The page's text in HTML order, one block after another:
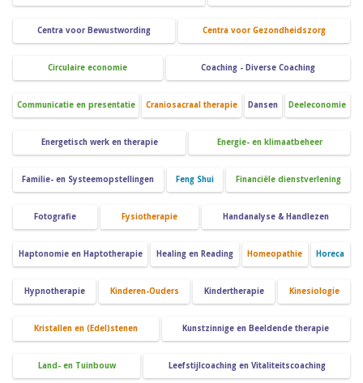
Centra voor Bewustwording Centra voor Gezondheidszorg
Circulaire economie Coaching - Diverse Coaching
Communicatie en presentatie Craniosacraal therapie Dansen Deeleconomie
Energetisch werk en therapie Energie- en klimaatbeheer
Familie- en Systeemopstellingen Feng Shui Financiële dienstverlening
Fotografie Fysiotherapie Handanalyse & Handlezen
Haptonomie en Haptotherapie Healing en Reading Homeopathie Horeca
Hypnotherapie Kinderen-Ouders Kindertherapie Kinesiologie
Kristallen en (Edel)stenen Kunstzinnige en Beeldende therapie
Land- en Tuinbouw Leefstijlcoaching en Vitaliteitscoaching